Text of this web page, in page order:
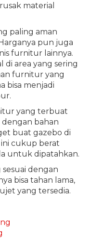
material
paling aman
pun juga
furnitur lainnya.
di area yang sering
furnitur yang
bisa menjadi
yang terbuat
dengan bahan
buat gazebo di
cukup berat
untuk dipatahkan.
dengan
bisa tahan lama,
yang tersedia.